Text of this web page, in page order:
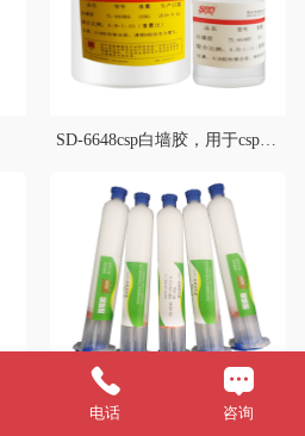
SD-6020围坝胶
电话 咨询